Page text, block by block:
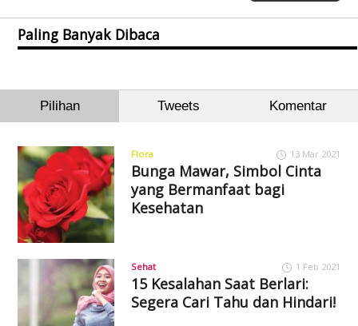
Paling Banyak Dibaca
Pilihan Tweets Komentar
Flora 13 Mar 2021
Bunga Mawar, Simbol Cinta
yang Bermanfaat bagi
Kesehatan
Sehat 1 Feb 2021
15 Kesalahan Saat Berlari:
Segera Cari Tahu dan Hindari!